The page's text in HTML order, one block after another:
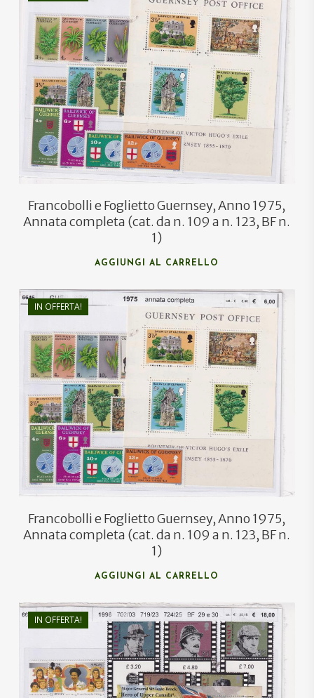
€8,40
5,00
Francobolli e Foglietto Guernsey, Anno 1975,
Annata completa (cat. da n. 109 a n. 123, BF n.
1)
AGGIUNGI AL CARRELLO
IN OFFERTA!
€8,40
€5,00
Francobolli e Foglietto Guernsey, Anno 1975,
Annata completa (cat. da n. 109 a n. 123, BF n.
1)
AGGIUNGI AL CARRELLO
IN OFFERTA!
€35,00
€18,00